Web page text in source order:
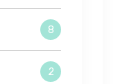
8
2